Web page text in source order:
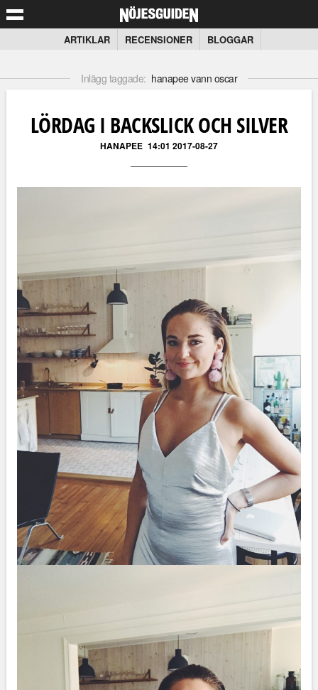
ARTIKLAR RECENSIONER BLOGGAR
Inlägg taggade: hanapee vann oscar
LÖRDAG I BACKSLICK OCH SILVER
HANAPEE 14:01 2017-08-27